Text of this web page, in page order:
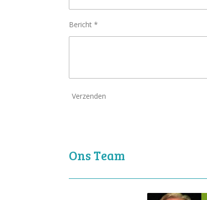
Bericht *
Verzenden
Ons Team